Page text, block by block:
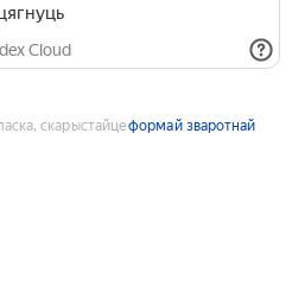
Cloud
скарыстайцеформай зваротнай